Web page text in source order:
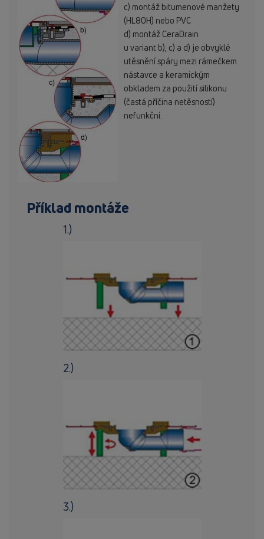
c) montáž bitumenové manžety
(HL80H) nebo PVC
d) montáž CeraDrain
u variant b), c) a d) je obvyklé
utěsnění spáry mezi rámečkem
nástavce a keramickým
obkladem za použití silikonu
(častá příčina netěsností)
nefunkční.
Příklad montáže
1.)
2.)
3.)